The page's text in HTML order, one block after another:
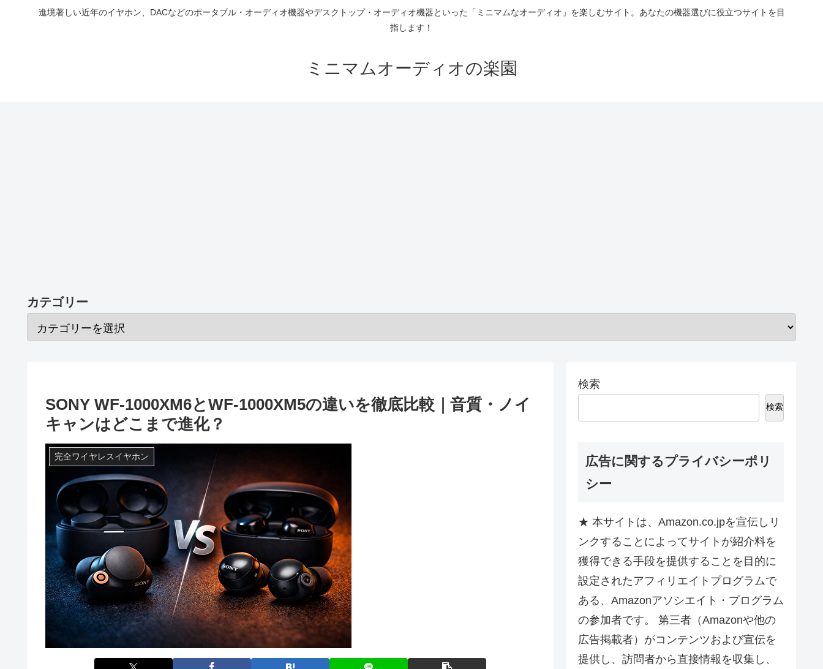
進境著しい近年のイヤホン、DACなどのポータブル・オーディオ機器やデスクトップ・オーディオ機器といった「ミニマムなオーディオ」を楽しむサイト。あなたの機器選びに役立つサイトを目
指します！
ミニマムオーディオの楽園
カテゴリー
SONY WF-1000XM6とWF-1000XM5の違いを徹底比較｜音質・ノイ
キャンはどこまで進化？
完全ワイヤレスイヤホン
検索
検索
広告に関するプライバシーポリ
シー
★ 本サイトは、Amazon.co.jpを宣伝しリ
ンクすることによってサイトが紹介料を
獲得できる手段を提供することを目的に
設定されたアフィリエイトプログラムで
ある、Amazonアソシエイト・プログラム
の参加者です。 第三者（Amazonや他の
広告掲載者）がコンテンツおよび宣伝を
提供し、訪問者から直接情報を収集し、